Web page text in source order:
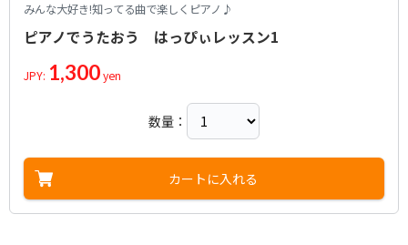
みんな大好き!知ってる曲で楽しくピアノ♪
ピアノでうたおう はっぴぃレッスン1
JPY: 1,300yen
数量：
カートに入れる